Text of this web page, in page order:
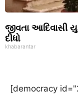
જીવતા આદિવાસી
દીધો
khabarantar
[democracy